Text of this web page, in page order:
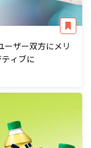
ーザー双方にメリ
ィブに